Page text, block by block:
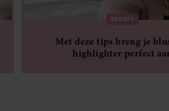
BEAUTY
Met deze tips breng je
highlighter perfect